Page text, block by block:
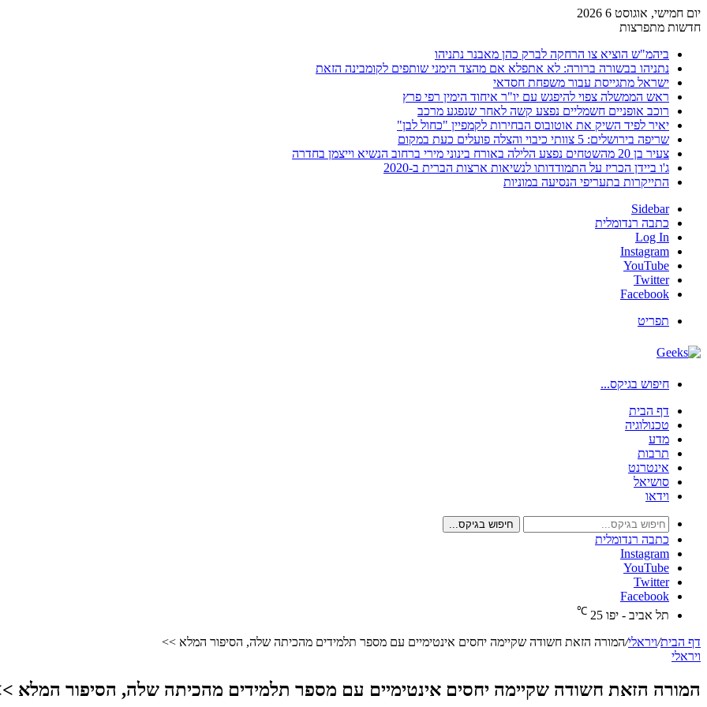
יום חמישי, אוגוסט 6 2026
חדשות מתפרצות
ביהמ"ש הוציא צו הרחקה לברק כהן מאבנר נתניהו
נתניהו בבשורה ברורה: לא אתפלא אם מהצד הימני שותפים לקומבינה הזאת
ישראל מתגייסת עבור משפחת חסדאי
ראש הממשלה צפוי להיפגש עם יו"ר איחוד הימין רפי פרץ
רוכב אופניים חשמליים נפצע קשה לאחר שנפגע מרכב
יאיר לפיד השיק את אוטובוס הבחירות לקמפיין "כחול לבן"
שריפה בירושלים: 5 צוותי כיבוי והצלה פועלים כעת במקום
צעיר בן 20 מהשטחים נפצע הלילה באורח בינוני מירי ברחוב הנשיא וייצמן בחדרה
ג'ו ביידן הכריז על התמודדותו לנשיאות ארצות הברית ב-2020
התייקרות בתעריפי הנסיעה במוניות
Sidebar
כתבה רנדומלית
Log In
Instagram
YouTube
Twitter
Facebook
תפריט
חיפוש בגיקס...
דף הבית
טכנולוגיה
מדע
תרבות
אינטרנט
סושיאל
וידאו
חיפוש בגיקס...
כתבה רנדומלית
Instagram
YouTube
Twitter
Facebook
תל אביב - יפו 25
℃
דף הבית/ויראלי/המורה הזאת חשודה שקיימה יחסים אינטימיים עם מספר תלמידים מהכיתה שלה, הסיפור המלא >>
ויראלי
המורה הזאת חשודה שקיימה יחסים אינטימיים עם מספר תלמידים מהכיתה שלה, הסיפור המלא